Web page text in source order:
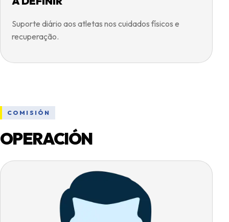
Suporte diário aos atletas nos cuidados físicos e
recuperação.
COMISIÓN
OPERACIÓN